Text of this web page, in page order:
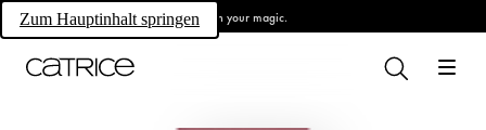
Zum Hauptinhalt springen Own your magic.